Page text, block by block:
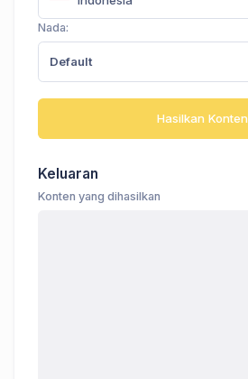
Nada:
Default
Hasilkan Konten
Keluaran
Konten yang dihasilkan